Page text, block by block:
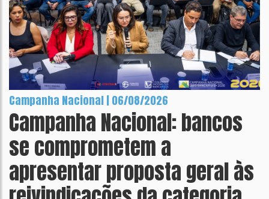
Campanha Nacional | 06/08/2026
Campanha Nacional: bancos
se comprometem a
apresentar proposta geral às